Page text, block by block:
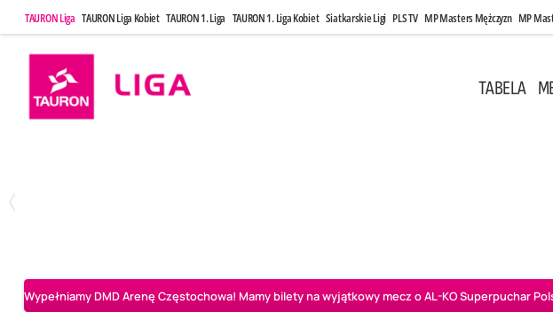
TAURON Liga TAURON Liga Kobiet TAURON 1. Liga TAURON 1. Liga Kobiet Siatkarskie Ligi PLS TV MP Masters Mężczyzn MP
TABELA
Wypełniamy DMD Arenę Częstochowa! Mamy bilety na wyjątkowy mecz o AL-KO Superpuchar